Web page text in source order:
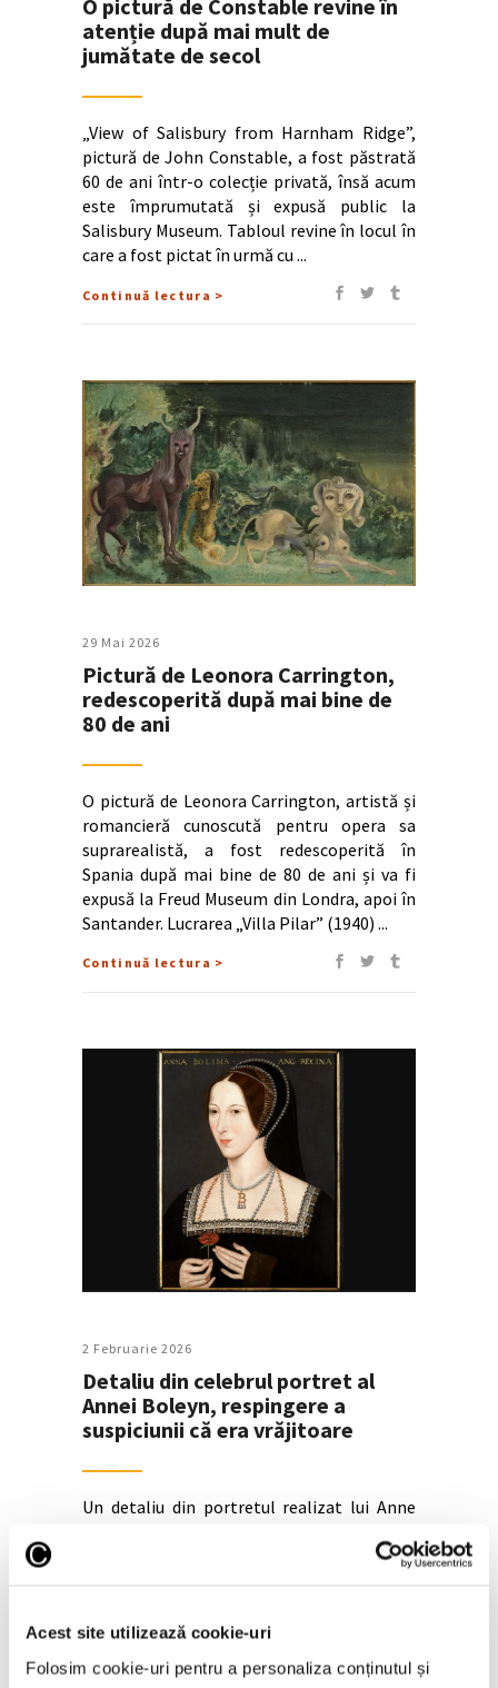
Acest site utilizează cookie-uri
Folosim cookie-uri pentru a personaliza conținutul și
O pictură de Constable revine în
atenție după mai mult de
jumătate de secol
„View of Salisbury from Harnham Ridge”,
pictură de John Constable, a fost păstrată
60 de ani într-o colecție privată, însă acum
este împrumutată și expusă public la
Salisbury Museum. Tabloul revine în locul în
care a fost pictat în urmă cu
Continuă lectura >
29 Mai 2026
Pictură de Leonora Carrington,
redescoperită după mai bine de
80 de ani
O pictură de Leonora Carrington, artistă și
romancieră cunoscută pentru opera sa
suprarealistă, a fost redescoperită în
Spania după mai bine de 80 de ani și va fi
expusă la Freud Museum din Londra, apoi în
Santander. Lucrarea „Villa Pilar” (1940)
Continuă lectura >
2 Februarie 2026
Detaliu din celebrul portret al
Annei Boleyn, respingere a
suspiciunii că era vrăjitoare
Un detaliu din portretul realizat lui Anne
demonstrează, spun istoricii care l-au
Henry al VIII-lea era vrăjitoare și avea un
Continuă lectura >